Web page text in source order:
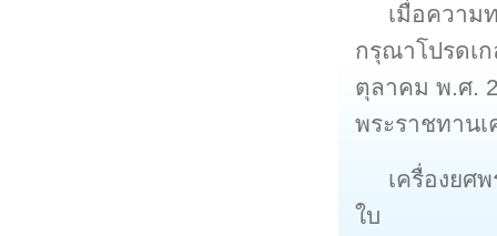
เมื่อความ
กรุณาโปรดเ
ตุลาคม พ.ศ.
พระราชทาน
เครื่องยศ
ใบ